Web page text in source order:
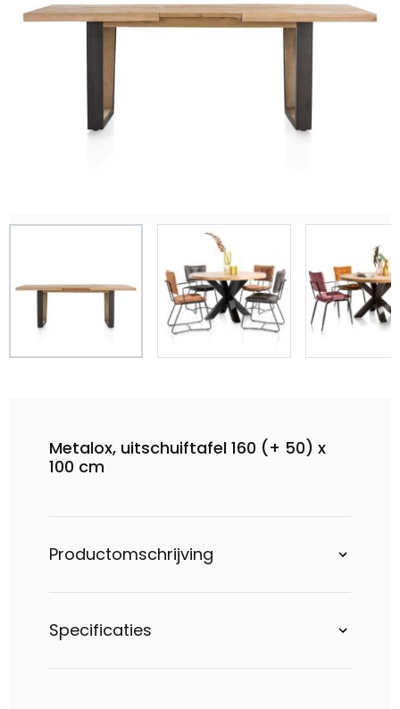
Metalox, uitschuiftafel 160 (+ 50) x
100 cm
Productomschrijving
Specificaties